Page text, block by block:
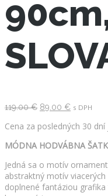
119.00€ Pôvodná
bola:
119.00 €.
89.00 € Aktuálna
je:
s DPH
Cena za posledných 30
MÓDNA HODVÁBNA
Jedná sa o motív
abstraktný motív
doplnené fantáziou